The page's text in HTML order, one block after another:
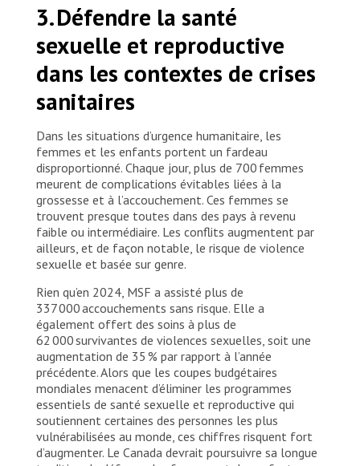
3. Défendre la santé
sexuelle et reproductive
dans les contextes de crises
sanitaires
Dans les situations d’urgence humanitaire, les
femmes et les enfants portent un fardeau
disproportionné. Chaque jour, plus de 700 femmes
meurent de complications évitables liées à la
grossesse et à l’accouchement. Ces femmes se
trouvent presque toutes dans des pays à revenu
faible ou intermédiaire. Les conflits augmentent par
ailleurs, et de façon notable, le risque de violence
sexuelle et basée sur genre.
Rien qu’en 2024, MSF a assisté plus de
337 000 accouchements sans risque. Elle a
également offert des soins à plus de
62 000 survivantes de violences sexuelles, soit une
augmentation de 35 % par rapport à l’année
précédente. Alors que les coupes budgétaires
mondiales menacent d’éliminer les programmes
essentiels de santé sexuelle et reproductive qui
soutiennent certaines des personnes les plus
vulnérabilisées au monde, ces chiffres risquent fort
d’augmenter. Le Canada devrait poursuivre sa longue